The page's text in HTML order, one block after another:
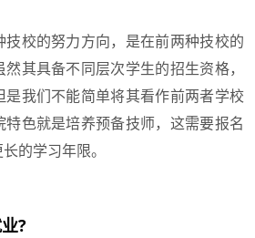
校的努力方向，是在前两种技校的
其具备不同层次学生的招生资格，
我们不能简单将其看作前两者学校
色就是培养预备技师，这需要报名
的学习年限。
?